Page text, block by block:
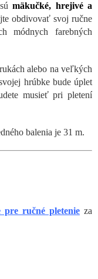
mäkučké, hrejivé a
obdivovať svoj ručne
módnych farebných
alebo na veľkých
hrúbke bude úplet
musieť pri pletení
balenia je 31 m.
pre ručné pletenie za